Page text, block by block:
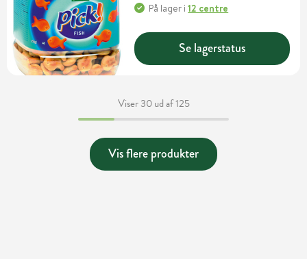
På lager i12 centre
Se lagerstatus
Viser 30 ud af 125
Vis flere produkter